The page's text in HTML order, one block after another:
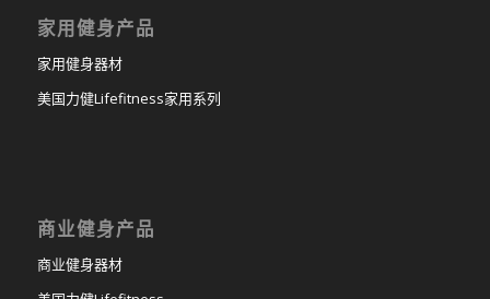
家用健身产品
家用健身器材
美国力健Lifefitness家用系列
商业健身产品
商业健身器材